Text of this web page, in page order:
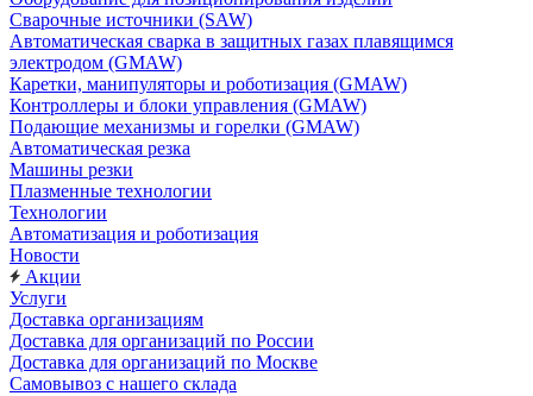
Сварочные источники (SAW)
Автоматическая сварка в защитных газах плавящимся
электродом (GMAW)
Каретки, манипуляторы и роботизация (GMAW)
Контроллеры и блоки управления (GMAW)
Подающие механизмы и горелки (GMAW)
Автоматическая резка
Машины резки
Плазменные технологии
Технологии
Автоматизация и роботизация
Новости
Акции
Услуги
Доставка организациям
Доставка для организаций по России
Доставка для организаций по Москве
Самовывоз с нашего склада